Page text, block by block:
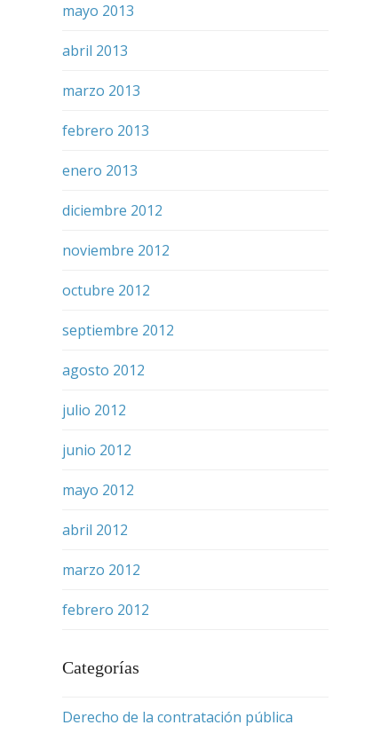
mayo 2013
abril 2013
marzo 2013
febrero 2013
enero 2013
diciembre 2012
noviembre 2012
octubre 2012
septiembre 2012
agosto 2012
julio 2012
junio 2012
mayo 2012
abril 2012
marzo 2012
febrero 2012
Categorías
Derecho de la contratación pública